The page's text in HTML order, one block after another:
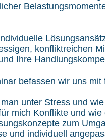
konfliktreichen
Ihre
befassen wir uns mit
unter Stress und
mich Konflikte und
zum
und individuell